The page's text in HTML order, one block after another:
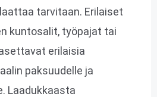
tarvitaan. Erilaiset
kuntosalit, työpajat tai
erilaisia
paksuudelle ja
Laadukkaasta